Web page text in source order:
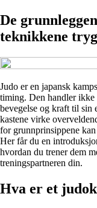
De
teknikkene
Judo er en japansk
timing. Den handler ikke
bevegelse og kraft til sin
kastene virke
for grunnprinsippene
Her får du en
hvordan du trener dem
treningspartneren din.
Hva er et